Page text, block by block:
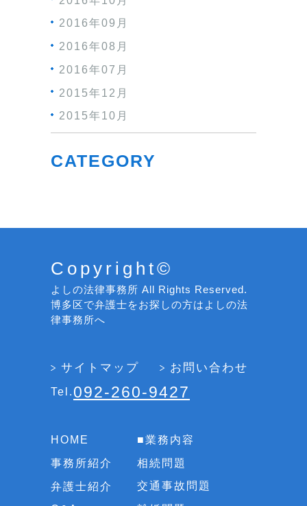
2016年09月
2016年08月
2016年07月
2015年12月
2015年10月
CATEGORY
Copyright©
よしの法律事務所 All Rights Reserved.
博多区で弁護士をお探しの方はよしの法
律事務所へ
サイトマップ お問い合わせ
Tel. 092-260-9427
HOME
事務所紹介
弁護士紹介
■業務内容
相続問題
交通事故問題